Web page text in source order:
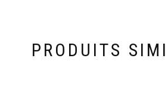
PRODUITS